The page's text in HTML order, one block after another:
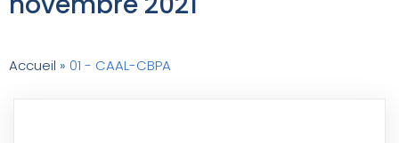
Accueil » 01 - CAAL-CBPA